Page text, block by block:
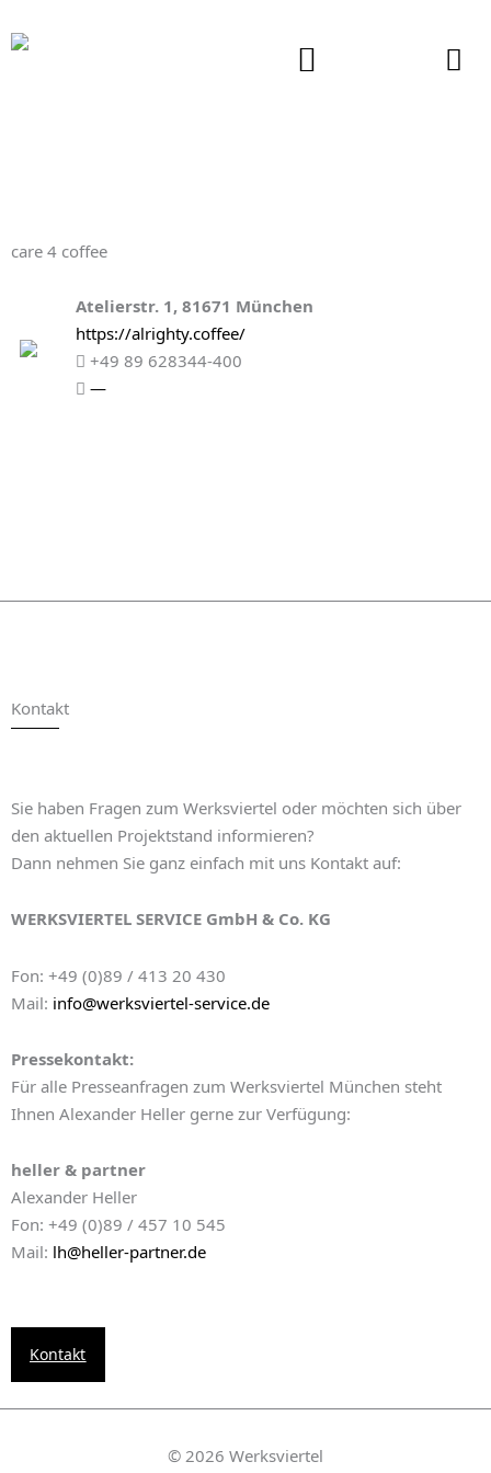
Inhalt
care 4 coffee
Atelierstr. 1, 81671 München
https://alrighty.coffee/
+49 89 628344-400
—
Kontakt
Sie haben Fragen zum Werksviertel oder möchten sich über
den aktuellen Projektstand informieren?
Dann nehmen Sie ganz einfach mit uns Kontakt auf:
WERKSVIERTEL SERVICE GmbH & Co. KG
Fon: +49 (0)89 / 413 20 430
Mail: info@werksviertel-service.de
Pressekontakt:
Für alle Presseanfragen zum Werksviertel München steht
Ihnen Alexander Heller gerne zur Verfügung:
heller & partner
Alexander Heller
Fon: +49 (0)89 / 457 10 545
Mail: lh@heller-partner.de
Kontakt
© 2026 Werksviertel